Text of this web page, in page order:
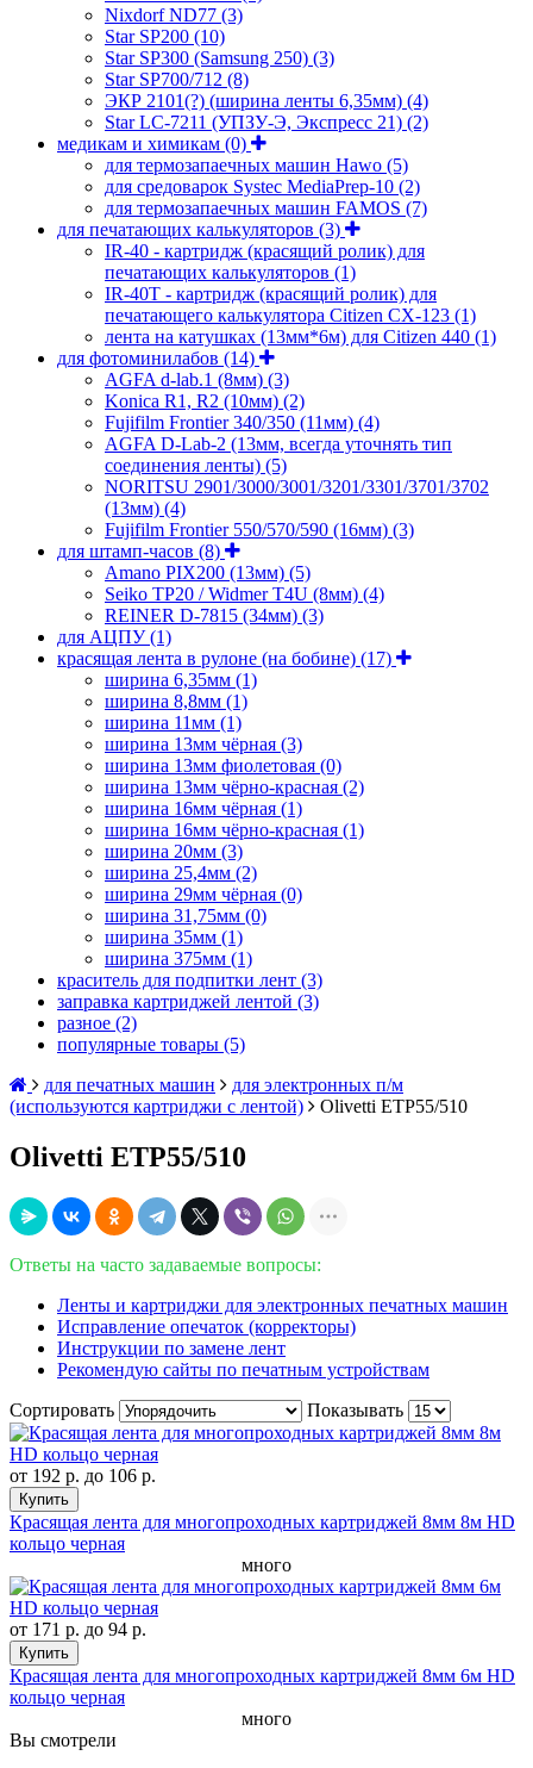
Nixdorf ND77 (3)
Star SP200 (10)
Star SP300 (Samsung 250) (3)
Star SP700/712 (8)
ЭКР 2101(?) (ширина ленты 6,35мм) (4)
Star LC-7211 (УПЗУ-Э, Экспресс 21) (2)
медикам и химикам (0)
для термозапаечных машин Hawo (5)
для средоварок Systec MediaPrep-10 (2)
для термозапаечных машин FAMOS (7)
для печатающих калькуляторов (3)
IR-40 - картридж (красящий ролик) для
печатающих калькуляторов (1)
IR-40T - картридж (красящий ролик) для
печатающего калькулятора Citizen CX-123 (1)
лента на катушках (13мм*6м) для Citizen 440 (1)
для фотоминилабов (14)
AGFA d-lab.1 (8мм) (3)
Konica R1, R2 (10мм) (2)
Fujifilm Frontier 340/350 (11мм) (4)
AGFA D-Lab-2 (13мм, всегда уточнять тип
соединения ленты) (5)
NORITSU 2901/3000/3001/3201/3301/3701/3702
(13мм) (4)
Fujifilm Frontier 550/570/590 (16мм) (3)
для штамп-часов (8)
Amano PIX200 (13мм) (5)
Seiko TP20 / Widmer T4U (8мм) (4)
REINER D-7815 (34мм) (3)
для АЦПУ(1)
красящая лента в рулоне (на бобине) (17)
ширина 6,35мм (1)
ширина 8,8мм (1)
ширина 11мм (1)
ширина 13мм чёрная (3)
ширина 13мм фиолетовая (0)
ширина 13мм чёрно-красная (2)
ширина 16мм чёрная (1)
ширина 16мм чёрно-красная (1)
ширина 20мм (3)
ширина 25,4мм (2)
ширина 29мм чёрная (0)
ширина 31,75мм (0)
ширина 35мм (1)
ширина 375мм (1)
краситель для подпитки лент (3)
заправка картриджей лентой (3)
разное (2)
популярные товары (5)
для печатных машин
для электронных п/м
(используются картриджи с лентой)
Olivetti ETP55/510
Olivetti ETP55/510
Ответы на часто задаваемые вопросы:
Ленты и картриджи для электронных печатных машин
Исправление опечаток (корректоры)
Инструкции по замене лент
Рекомендую сайты по печатным устройствам
Сортировать
Показывать
от 192 р. до 106 р.
Купить
Красящая лента для многопроходных картриджей 8мм 8м HD
кольцо черная
много
от 171 р. до 94 р.
Купить
Красящая лента для многопроходных картриджей 8мм 6м HD
кольцо черная
много
Вы смотрели